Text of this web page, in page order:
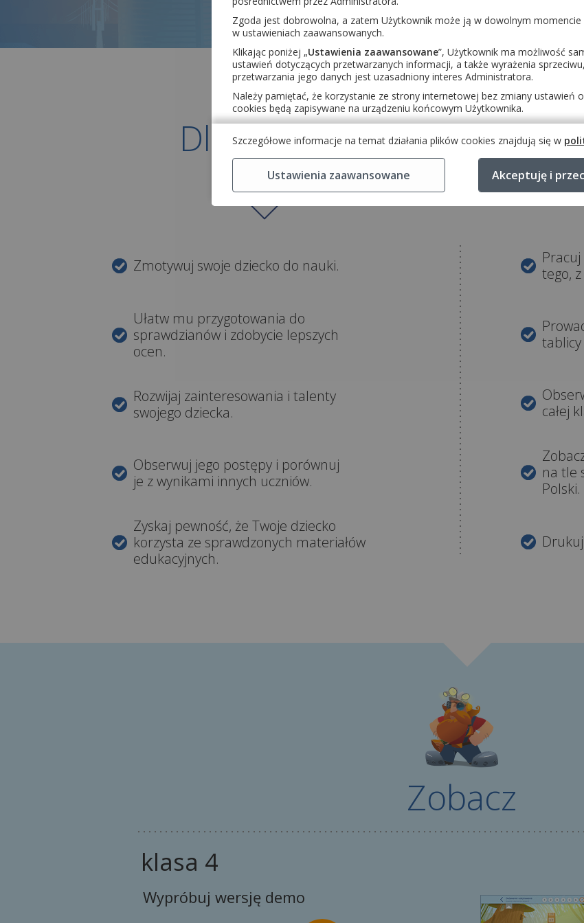
Dla rodzica
Zmotywuj swoje dziecko do nauki.
Ułatw mu przygotowania do
sprawdzianów i zdobycie lepszych
ocen.
Rozwijaj zainteresowania i talenty
swojego dziecka.
Obserwuj jego postępy i porównuj
je z wynikami innych uczniów.
Zyskaj pewność, że Twoje dziecko
korzysta ze sprawdzonych materiałów
edukacyjnych.
tego,
całej
na tle
Polski.
Zobacz
klasa 4
Wypróbuj wersję demo
Zgoda jest dobrowolna, a zatem Użytkownik może ją w dowolnym momencie
w ustawieniach zaawansowanych.
Klikając poniżej „Ustawienia zaawansowane”, Użytkownik ma możliwość
ustawień dotyczących przetwarzanych informacji, a także wyrażenia
przetwarzania jego danych jest uzasadniony interes Administratora.
Należy pamiętać, że korzystanie ze strony internetowej bez zmiany ustawień
cookies będą zapisywane na urządzeniu końcowym Użytkownika.
Szczegółowe informacje na temat działania plików cookies znajdują się w
Ustawienia zaawansowane Akceptuję i